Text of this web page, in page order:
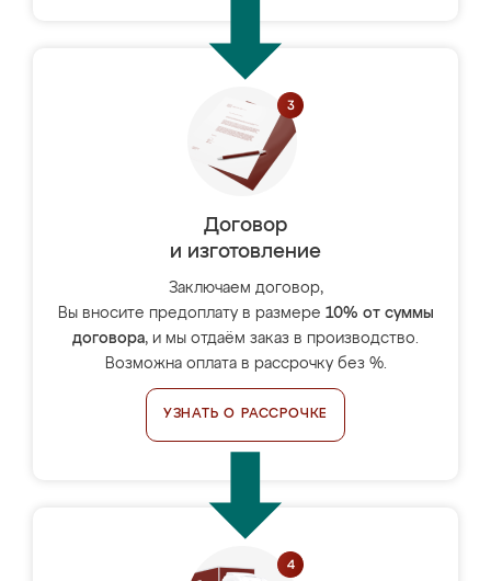
Договор
и изготовление
Заключаем договор,
Вы вносите предоплату в размере 10% от суммы
договора, и мы отдаём заказ в производство.
Возможна оплата в рассрочку без %.
УЗНАТЬ О РАССРОЧКЕ